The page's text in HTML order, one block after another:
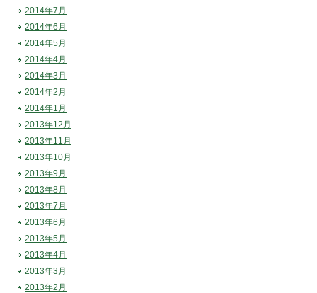
2014年7月
2014年6月
2014年5月
2014年4月
2014年3月
2014年2月
2014年1月
2013年12月
2013年11月
2013年10月
2013年9月
2013年8月
2013年7月
2013年6月
2013年5月
2013年4月
2013年3月
2013年2月